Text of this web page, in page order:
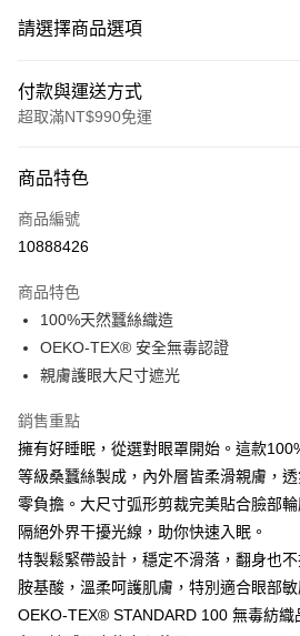
請選擇商品選項
付款與運送方式
超取滿NT$990免運
信用卡一次付款
超商取貨付款
Apple Pay
街口支付
Google Pay
全盈+PAY
【大哥付你分期使用說明】
1.本服務由台灣大哥大提供，台灣大哥大用戶
2.付款方式選擇「大哥付你分期」，訂單成立
流程，驗證手機門號後，選擇欲分期的期數、
AFTEE先享後付
相關說明
商品特色
商品編號
10888426
商品特色
100%天然蠶絲織造
OEKO-TEX® 安全無毒認證
親膚護眼大尺寸遮光
銷售重點
擁有好睡眠，從選對眼罩開始。這款
等級桑蠶絲製成，內外層皆柔滑親膚，
零負擔。大尺寸弧形剪裁完美貼合臉部
隔絕外界干擾光線，助你快速入眠。
特製鬆緊帶設計，穩定不滑落，翻身也
胺基酸，溫柔呵護肌膚，特別適合眼部
OEKO-TEX® STANDARD 100 無毒紡